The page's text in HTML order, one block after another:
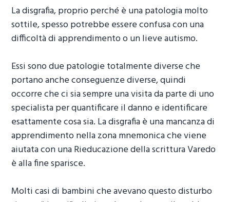
La disgrafia, proprio perché è una patologia molto
sottile, spesso potrebbe essere confusa con una
difficoltà di apprendimento o un lieve autismo.
Essi sono due patologie totalmente diverse che
portano anche conseguenze diverse, quindi
occorre che ci sia sempre una visita da parte di uno
specialista per quantificare il danno e identificare
esattamente cosa sia. La disgrafia è una mancanza di
apprendimento nella zona mnemonica che viene
aiutata con unaRieducazione della scrittura Varedo
è alla fine sparisce.
Molti casi di bambini che avevano questo disturbo